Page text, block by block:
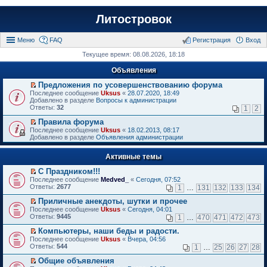
Литостровок
Меню FAQ Вход
Регистрация
Текущее время: 08.08.2026, 18:18
Объявления
П
е
р
й
т
и
к
п
в
о
м
у
н
е
п
р
о
ч
и
т
а
н
Предложения по усовершенствованию форума
Последнее сообщение Uksus « 28.07.2020, 18:49
Добавлено в разделе Вопросы к администрации
Ответы: 32 1 2
П
е
р
е
т
и
к
п
р
в
о
м
у
н
е
п
р
о
Правила форума
Последнее сообщение Uksus « 18.02.2013, 08:17
Добавлено в разделе Объявления администрации
Активные темы
П
е
е
й
т
и
к
п
е
р
в
о
С Праздником!!!
Последнее сообщение Medved_ « Сегодня, 07:52
Ответы: 2677 1 … 131 132 133 134
П
е
е
й
т
и
к
п
Приличные анекдоты, шутки и прочее
Последнее сообщение Uksus « Сегодня, 04:01
Ответы: 9445 1 … 470 471 472 473
П
е
е
Компьютеры, наши беды и радости.
Последнее сообщение Uksus « Вчера, 04:56
Ответы: 544 1 … 25 26 27 28
Общие объявления